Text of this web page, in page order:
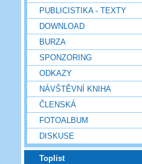
PUBLICISTIKA - TEXTY
DOWNLOAD
BURZA
SPONZORING
ODKAZY
NÁVŠTĚVNÍ KNIHA
ČLENSKÁ
FOTOALBUM
DISKUSE
Toplist